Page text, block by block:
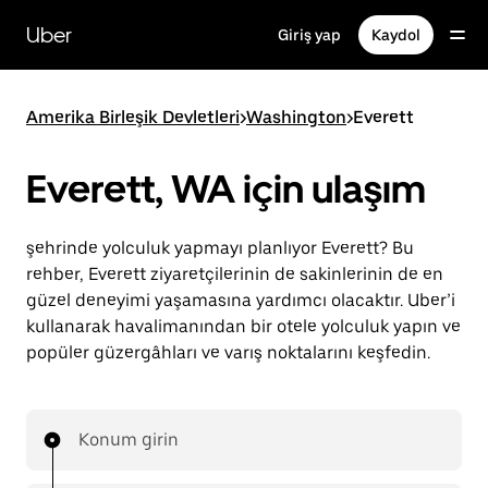
içeriğe
gidinUber Giriş yap Kaydol
Amerika Birleşik Devletleri>Washington>Everett
Everett, WA için ulaşım
şehrinde yolculuk yapmayı planlıyor Everett? Bu
rehber, Everett ziyaretçilerinin de sakinlerinin de en
güzel deneyimi yaşamasına yardımcı olacaktır. Uber’i
kullanarak havalimanından bir otele yolculuk yapın ve
popüler güzergâhları ve varış noktalarını keşfedin.
Konum girin